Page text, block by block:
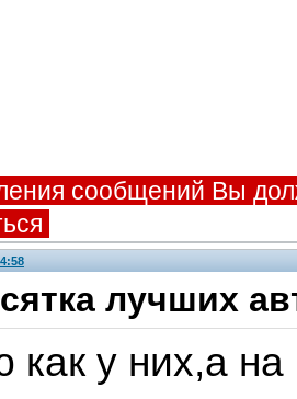
сообщений Вы
лучших
как у них,а